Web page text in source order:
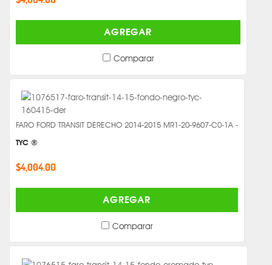
AGREGAR
Comparar
FARO FORD TRANSIT DERECHO 2014-2015 MR1-20-9607-C0-1A -
TYC ®
$4,004.00
AGREGAR
Comparar